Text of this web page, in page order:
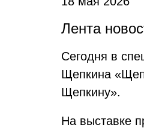
Лента
Сегодня в
Щепкина
Щепкину».
На выставке